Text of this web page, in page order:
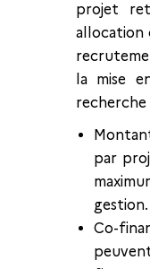
projet
allocation
la mise
recherche
par
gestion.
Co-